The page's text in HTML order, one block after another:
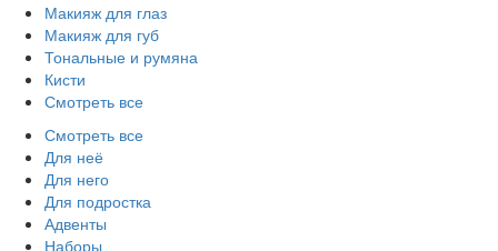
Макияж для глаз
Макияж для губ
Тональные и румяна
Кисти
Смотреть все
Смотреть все
Для неё
Для него
Для подростка
Адвенты
Наборы